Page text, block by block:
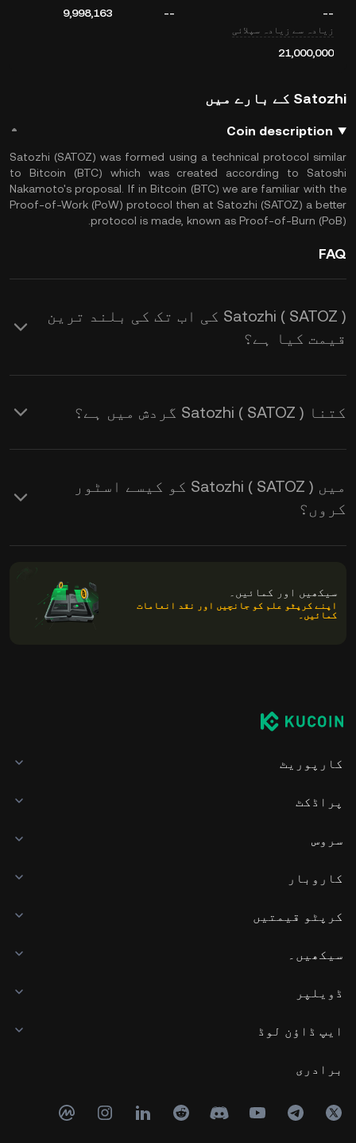
--
--
9,998,163
زیادہ سے زیادہ سپلائی
21,000,000
Satozhi کے بارے میں
Coin description
Satozhi (SATOZ) was formed using a technical protocol similar
to Bitcoin (BTC) which was created according to Satoshi
Nakamoto's proposal. If in Bitcoin (BTC) we are familiar with the
Proof-of-Work (PoW) protocol then at Satozhi (SATOZ) a better
protocol is made, known as Proof-of-Burn (PoB).
FAQ
Satozhi ( SATOZ ) کی اب تک کی بلند ترین
قیمت کیا ہے؟
کتنا Satozhi ( SATOZ ) گردش میں ہے؟
میں Satozhi ( SATOZ ) کو کیسے اسٹور
کروں؟
سیکھیں اور کمائیں۔
اپنے کرپٹو علم کو جانچیں اور نقد انعامات
کمائیں۔
کارپوریٹ
پراڈکٹ
سروس
کاروبار
کرپٹو قیمتیں
سیکھیں۔
ڈویلپر
ایپ ڈاؤن لوڈ
برادری